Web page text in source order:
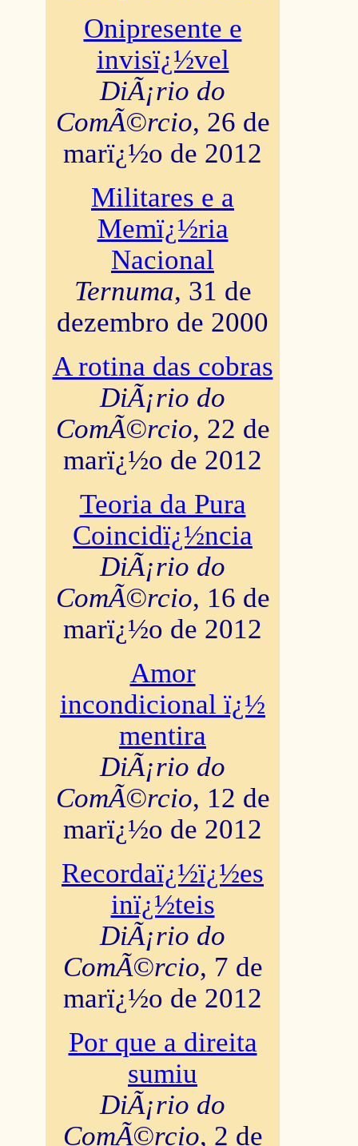
Onipresente e
invisï¿½vel
DiÃ¡rio do
ComÃ©rcio, 26 de
marï¿½o de 2012
Militares e a
Memï¿½ria
Nacional
Ternuma, 31 de
dezembro de 2000
A rotina das cobras
DiÃ¡rio do
ComÃ©rcio, 22 de
marï¿½o de 2012
Teoria da Pura
Coincidï¿½ncia
DiÃ¡rio do
ComÃ©rcio, 16 de
marï¿½o de 2012
Amor
incondicional ï¿½
mentira
DiÃ¡rio do
ComÃ©rcio, 12 de
marï¿½o de 2012
Recordaï¿½ï¿½es
inï¿½teis
DiÃ¡rio do
ComÃ©rcio, 7 de
marï¿½o de 2012
Por que a direita
sumiu
DiÃ¡rio do
ComÃ©rcio, 2 de